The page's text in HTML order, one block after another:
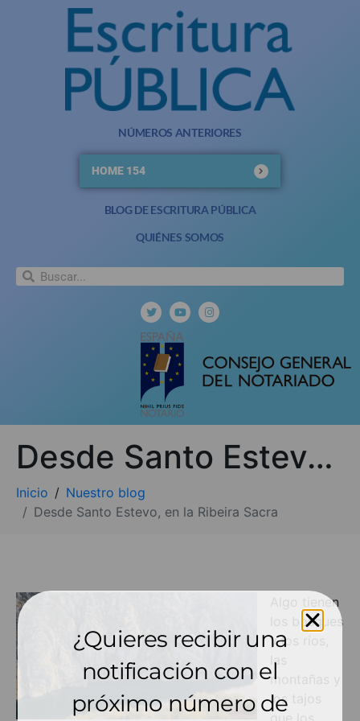
NÚMEROS ANTERIORES
HOME 154
BLOG DE ESCRITURA PÚBLICA
QUIÉNES SOMOS
Desde Santo Estevo, en la Ribeira Sacra
Inicio
Nuestro blog
Desde Santo Estevo, en la Ribeira Sacra
Algo tienen
los bosques
y los ríos,
las
montañas y
los tajos
¿Quieres recibir una
notificación con el
próximo número de